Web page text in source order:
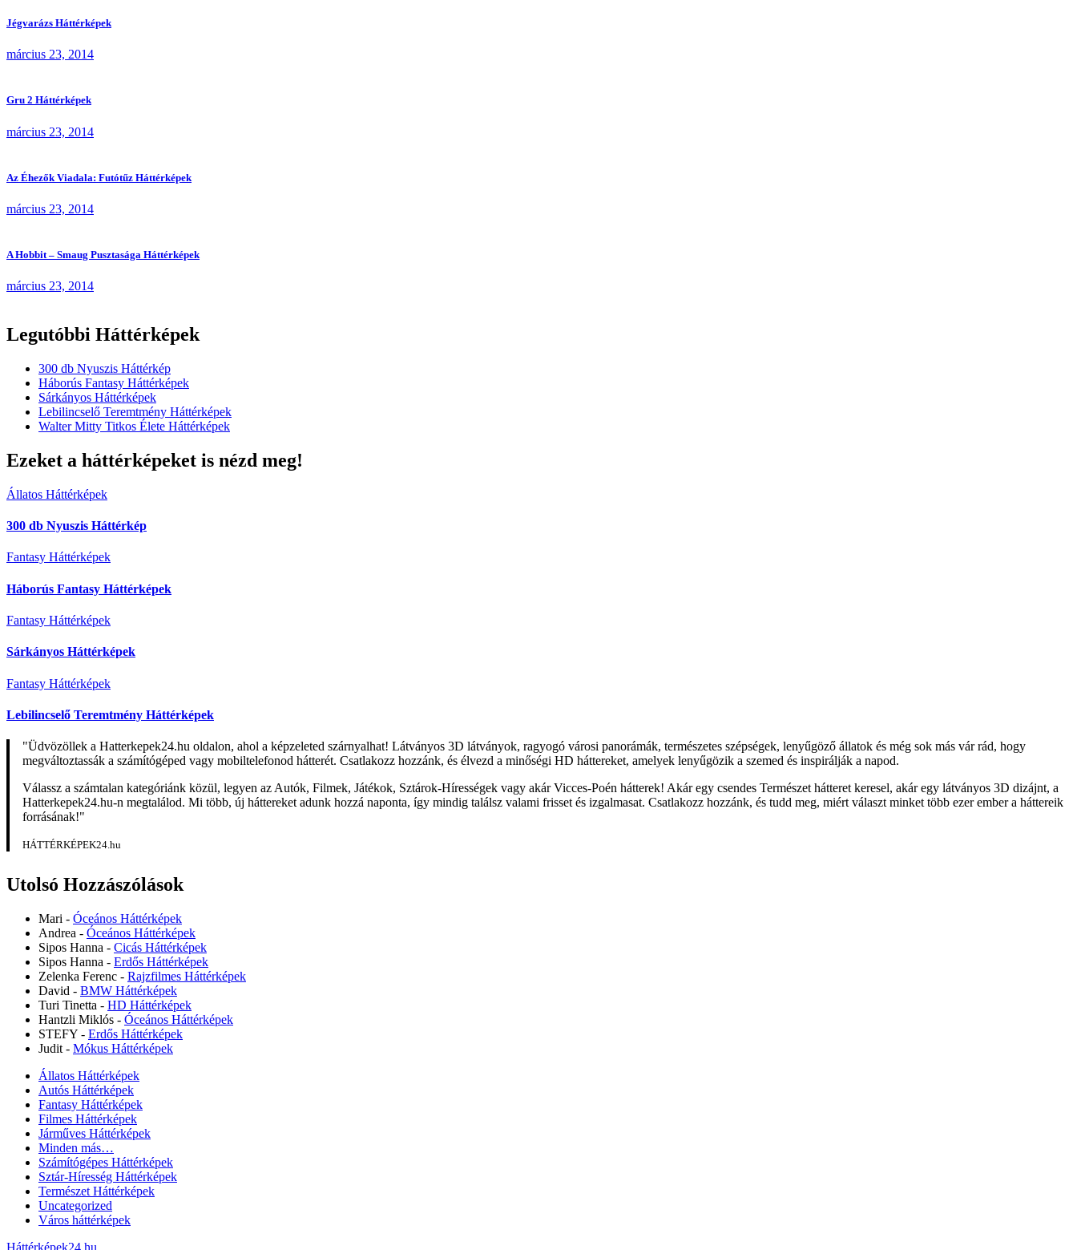
Jégvarázs Háttérképek
március 23, 2014
Gru 2 Háttérképek
március 23, 2014
Az Éhezők Viadala: Futótűz Háttérképek
március 23, 2014
A Hobbit – Smaug Pusztasága Háttérképek
március 23, 2014
Legutóbbi Háttérképek
300 db Nyuszis Háttérkép
Háborús Fantasy Háttérképek
Sárkányos Háttérképek
Lebilincselő Teremtmény Háttérképek
Walter Mitty Titkos Élete Háttérképek
Ezeket a háttérképeket is nézd meg!
Állatos Háttérképek
300 db Nyuszis Háttérkép
Fantasy Háttérképek
Háborús Fantasy Háttérképek
Fantasy Háttérképek
Sárkányos Háttérképek
Fantasy Háttérképek
Lebilincselő Teremtmény Háttérképek
"Üdvözöllek a Hatterkepek24.hu oldalon, ahol a képzeleted szárnyalhat! Látványos 3D látványok, ragyogó városi panorámák, természetes szépségek, lenyűgöző állatok és még sok más vár rád, hogy
megváltoztassák a számítógéped vagy mobiltelefonod hátterét. Csatlakozz hozzánk, és élvezd a minőségi HD háttereket, amelyek lenyűgözik a szemed és inspirálják a napod.
Válassz a számtalan kategóriánk közül, legyen az Autók, Filmek, Játékok, Sztárok-Hírességek vagy akár Vicces-Poén hátterek! Akár egy csendes Természet hátteret keresel, akár egy látványos 3D dizájnt, a
Hatterkepek24.hu-n megtalálod. Mi több, új háttereket adunk hozzá naponta, így mindig találsz valami frisset és izgalmasat. Csatlakozz hozzánk, és tudd meg, miért választ minket több ezer ember a háttereik
forrásának!"
HÁTTÉRKÉPEK24.hu
Utolsó Hozzászólások
Mari - Óceános Háttérképek
Andrea - Óceános Háttérképek
Sipos Hanna - Cicás Háttérképek
Sipos Hanna - Erdős Háttérképek
Zelenka Ferenc - Rajzfilmes Háttérképek
David - BMW Háttérképek
Turi Tinetta - HD Háttérképek
Hantzli Miklós - Óceános Háttérképek
STEFY - Erdős Háttérképek
Judit - Mókus Háttérképek
Állatos Háttérképek
Autós Háttérképek
Fantasy Háttérképek
Filmes Háttérképek
Járműves Háttérképek
Minden más…
Számítógépes Háttérképek
Sztár-Híresség Háttérképek
Természet Háttérképek
Uncategorized
Város háttérképek
Háttérképek24.hu